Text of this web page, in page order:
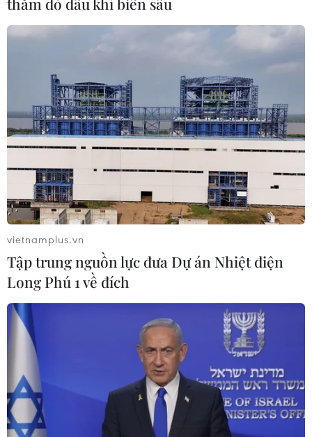
vietnamplus.vn
Tập trung nguồn lực đưa Dự án Nhiệt điện
Long Phú 1 về đích